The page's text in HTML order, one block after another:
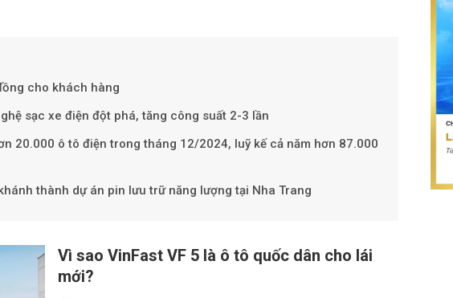
Theo petrotimes.vn
cho khách hàng
sạc xe điện đột phá, tăng công suất 2-3 lần
20.000 ô tô điện trong tháng 12/2024, luỹ kế cả năm hơn 87.000
thành dự án pin lưu trữ năng lượng tại Nha Trang
Vì sao VinFast VF 5 là ô tô quốc dân cho lái
mới?